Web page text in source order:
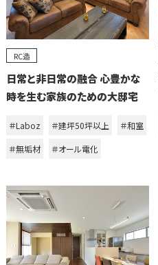
RC造
日常と非日常の融合 心豊かな
時を生む家族のための大邸宅
＃Laboz ＃建坪50坪以上
＃和室
＃無垢材
＃オール電化